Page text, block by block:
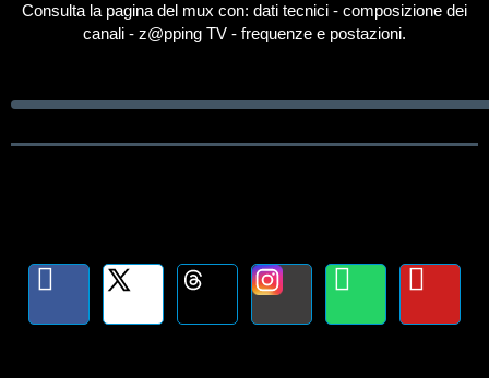
Consulta la pagina del mux con: dati tecnici - composizione dei
canali - z@pping TV - frequenze e postazioni.